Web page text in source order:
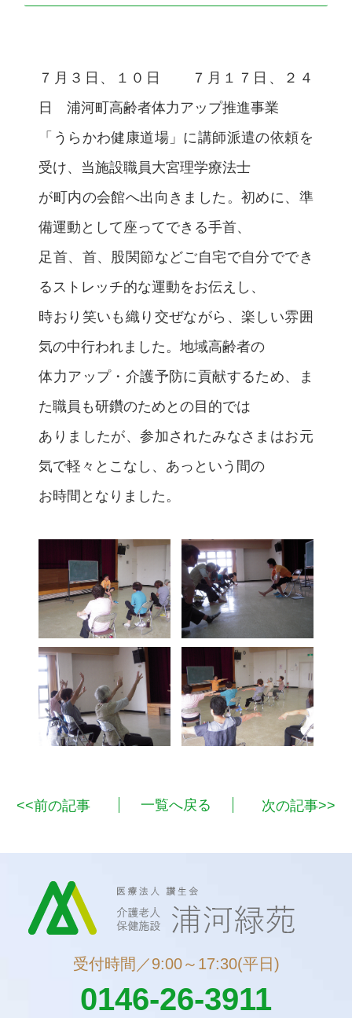
７月３日、１０日 ７月１７日、２４
日 浦河町高齢者体力アップ推進事業
「うらかわ健康道場」に講師派遣の依頼を
受け、当施設職員大宮理学療法士
が町内の会館へ出向きました。初めに、準
備運動として座ってできる手首、
足首、首、股関節などご自宅で自分ででき
るストレッチ的な運動をお伝えし、
時おり笑いも織り交ぜながら、楽しい雰囲
気の中行われました。地域高齢者の
体力アップ・介護予防に貢献するため、ま
た職員も研鑽のためとの目的では
ありましたが、参加されたみなさまはお元
気で軽々とこなし、あっという間の
お時間となりました。
<<前の記事 一覧へ戻る 次の記事>>
受付時間／9:00～17:30(平日)
0146-26-3911